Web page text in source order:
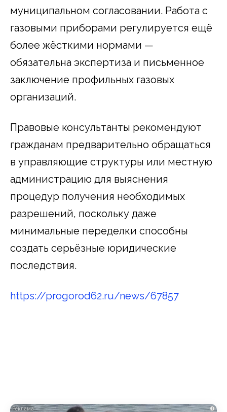
муниципальном согласовании. Работа с
газовыми приборами регулируется ещё
более жёсткими нормами —
обязательна экспертиза и письменное
заключение профильных газовых
организаций.
Правовые консультанты рекомендуют
гражданам предварительно обращаться
в управляющие структуры или местную
администрацию для выяснения
процедур получения необходимых
разрешений, поскольку даже
минимальные переделки способны
создать серьёзные юридические
последствия.
https://progorod62.ru/news/67857
i